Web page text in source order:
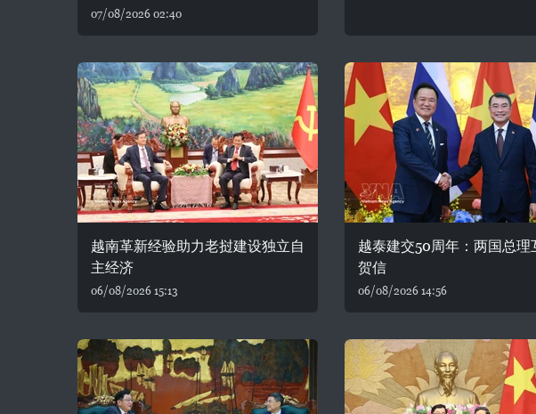
07/08/2026 02:40
越南革新经验助力老挝建设独立自
主经济
06/08/2026 15:13
越泰建交50周年：两国总理
贺信
06/08/2026 14:56